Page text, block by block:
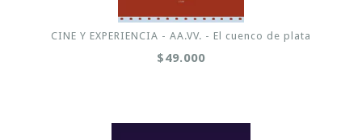
CINE Y EXPERIENCIA - AA.VV. - El cuenco de plata
$49.000